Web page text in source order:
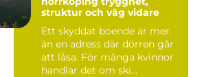
struktur och väg vidare
Ett skyddat boende är mer
än en adress där dörren går
att låsa. För många kvinnor
handlar det om ski...